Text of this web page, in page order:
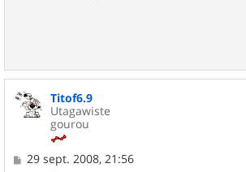
Titof6.9
Utagawiste
gourou
M
29 sept. 2008, 21:56